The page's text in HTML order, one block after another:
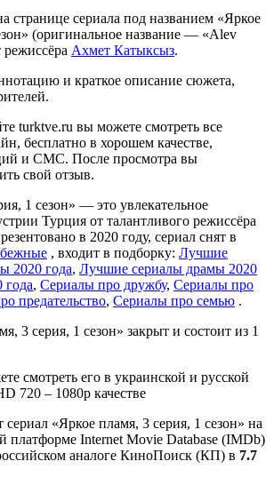
странице сериала под названием «Яркое
(оригинальное название — «Alev
Ахмет Катыксыз.
и краткое описание сюжета,
turktve.ru вы можете смотреть все
бесплатно в хорошем качестве,
и СМС. После просмотра вы
свой отзыв.
1 сезон» — это увлекательное
Турция от талантливого режиссёра
в 2020 году, сериал снят в
, входит в подборку: Лучшие
2020 года, Лучшие сериалы драмы 2020
года, Сериалы про дружбу, Сериалы про
предательство, Сериалы про семью .
3 серия, 1 сезон» закрыт и состоит из 1
смотреть его в украинской и русской
720 – 1080p качестве
«Яркое пламя, 3 серия, 1 сезон» на
платформе Internet Movie Database (IMDb)
аналоге КиноПоиск (КП) в 7.7